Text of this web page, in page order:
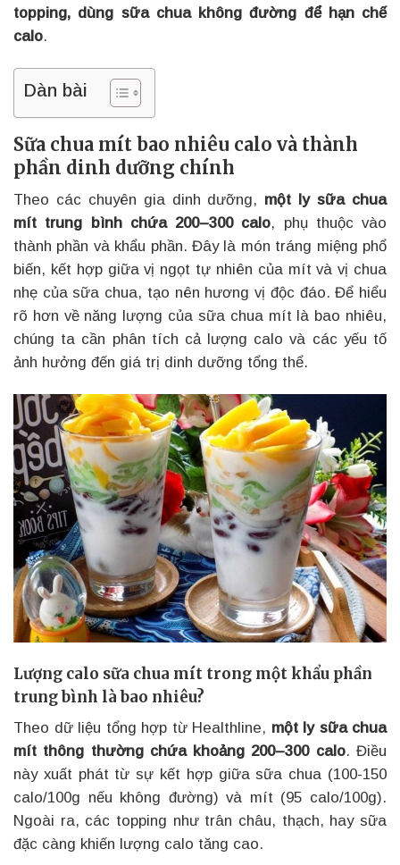
topping, dùng sữa chua không đường để hạn chế
calo.
Dàn bài
Sữa chua mít bao nhiêu calo và thành
phần dinh dưỡng chính
Theo các chuyên gia dinh dưỡng, một ly sữa chua
mít trung bình chứa 200–300 calo, phụ thuộc vào
thành phần và khẩu phần. Đây là món tráng miệng phổ
biến, kết hợp giữa vị ngọt tự nhiên của mít và vị chua
nhẹ của sữa chua, tạo nên hương vị độc đáo. Để hiểu
rõ hơn về năng lượng của sữa chua mít là bao nhiêu,
chúng ta cần phân tích cả lượng calo và các yếu tố
ảnh hưởng đến giá trị dinh dưỡng tổng thể.
Lượng calo sữa chua mít trong một khẩu phần
trung bình là bao nhiêu?
Theo dữ liệu tổng hợp từ Healthline, một ly sữa chua
mít thông thường chứa khoảng 200–300 calo. Điều
này xuất phát từ sự kết hợp giữa sữa chua (100-150
calo/100g nếu không đường) và mít (95 calo/100g).
Ngoài ra, các topping như trân châu, thạch, hay sữa
đặc càng khiến lượng calo tăng cao.